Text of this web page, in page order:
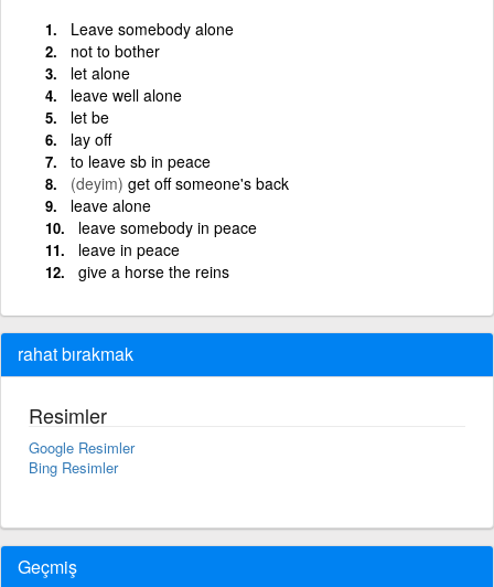
Leave somebody alone
not to bother
let alone
leave well alone
let be
lay off
to leave sb in peace
(deyim) get off someone's back
leave alone
leave somebody in peace
leave in peace
give a horse the reins
rahat bırakmak
Resimler
Google Resimler
Bing Resimler
Geçmiş